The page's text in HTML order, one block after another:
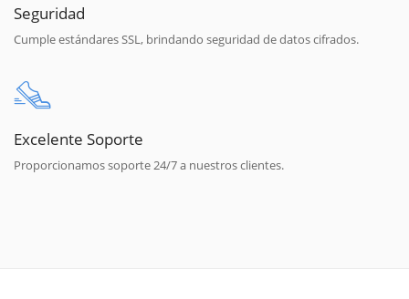
Seguridad
Cumple estándares SSL, brindando seguridad de datos cifrados.
Excelente Soporte
Proporcionamos soporte 24/7 a nuestros clientes.